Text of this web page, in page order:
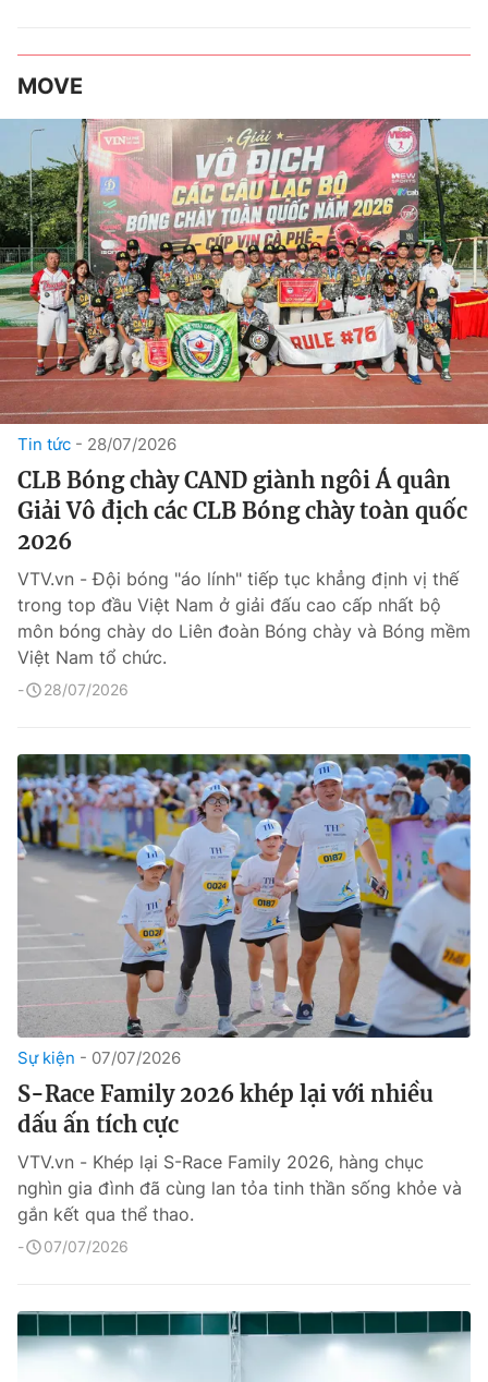
MOVE
Tin tức 28/07/2026
CLB Bóng chày CAND giành ngôi Á quân
Giải Vô địch các CLB Bóng chày toàn quốc
2026
VTV.vn - Đội bóng "áo lính" tiếp tục khẳng định vị thế
trong top đầu Việt Nam ở giải đấu cao cấp nhất bộ
môn bóng chày do Liên đoàn Bóng chày và Bóng mềm
Việt Nam tổ chức.
28/07/2026
Sự kiện 07/07/2026
S-Race Family 2026 khép lại với nhiều
dấu ấn tích cực
VTV.vn - Khép lại S-Race Family 2026, hàng chục
nghìn gia đình đã cùng lan tỏa tinh thần sống khỏe và
gắn kết qua thể thao.
07/07/2026